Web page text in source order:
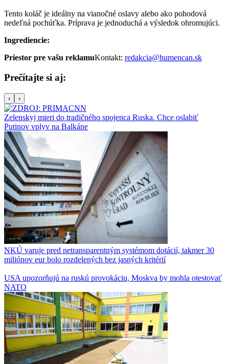
Tento koláč je ideálny na vianočné oslavy alebo ako pohodová
nedeľná pochúťka. Príprava je jednoduchá a výsledok ohromujúci.
Ingrediencie:
Priestor pre vašu reklamuKontakt: redakcia@humencan.sk
Prečítajte si aj:
‹ ›
Zelenskyj mieri do tradičného spojenca Ruska. Chce oslabiť
Putinov vplyv na Balkáne
NKÚ varuje pred netransparentným systémom dotácií, takmer 30
miliónov eur bolo rozdelených bez jasných kritérií
USA upozorňujú na ruskú provokáciu, Moskva by mohla otestovať
NATO